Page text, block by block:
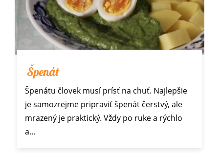
Špenát
Špenátu človek musí prísť na chuť. Najlepšie
je samozrejme pripraviť špenát čerstvý, ale
mrazený je praktický. Vždy po ruke a rýchlo
a…